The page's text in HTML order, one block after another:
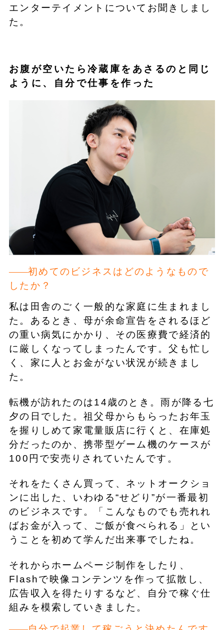
エンターテイメントについてお聞きしまし
た。
お腹が空いたら冷蔵庫をあさるのと同じ
ように、自分で仕事を作った
初めてのビジネスはどのようなもので
したか？
私は田舎のごく一般的な家庭に生まれまし
た。あるとき、母が余命宣告をされるほど
の重い病気にかかり、その医療費で経済的
に厳しくなってしまったんです。父も忙し
く、家に人とお金がない状況が続きまし
た。
転機が訪れたのは14歳のとき。雨が降る七
夕の日でした。祖父母からもらったお年玉
を握りしめて家電量販店に行くと、在庫処
分だったのか、携帯型ゲーム機のケースが
100円で安売りされていたんです。
それをたくさん買って、ネットオークショ
ンに出した、いわゆる“せどり”が一番最初
のビジネスです。「こんなものでも売れれ
ばお金が入って、ご飯が食べられる」とい
うことを初めて学んだ出来事でしたね。
それからホームページ制作をしたり、
Flashで映像コンテンツを作って拡散し、
広告収入を得たりするなど、自分で稼ぐ仕
組みを模索していきました。